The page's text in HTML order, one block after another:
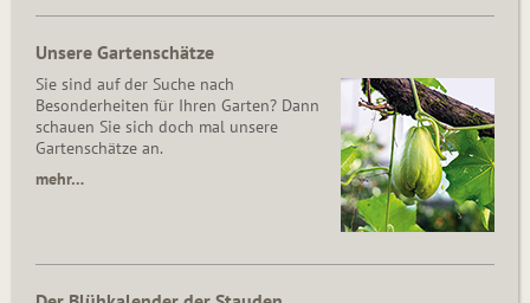
Unsere Gartenschätze
Sie sind auf der Suche nach
Besonderheiten für Ihren Garten? Dann
schauen Sie sich doch mal unsere
Gartenschätze an.
mehr…